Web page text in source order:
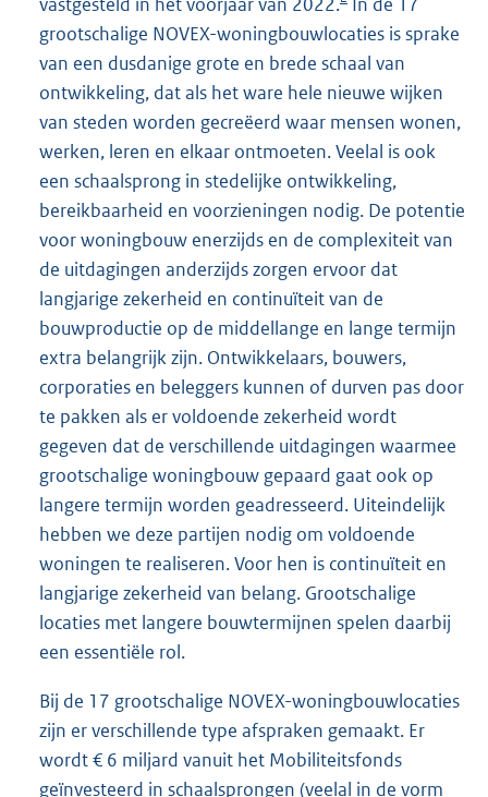
grootschalige NOVEX-woningbouwlocaties is sprake
van een dusdanige grote en brede schaal van
ontwikkeling, dat als het ware hele nieuwe wijken
van steden worden gecreëerd waar mensen wonen,
werken, leren en elkaar ontmoeten. Veelal is ook
een schaalsprong in stedelijke ontwikkeling,
bereikbaarheid en voorzieningen nodig. De potentie
voor woningbouw enerzijds en de complexiteit van
de uitdagingen anderzijds zorgen ervoor dat
langjarige zekerheid en continuïteit van de
bouwproductie op de middellange en lange termijn
extra belangrijk zijn. Ontwikkelaars, bouwers,
corporaties en beleggers kunnen of durven pas door
te pakken als er voldoende zekerheid wordt
gegeven dat de verschillende uitdagingen waarmee
grootschalige woningbouw gepaard gaat ook op
langere termijn worden geadresseerd. Uiteindelijk
hebben we deze partijen nodig om voldoende
woningen te realiseren. Voor hen is continuïteit en
langjarige zekerheid van belang. Grootschalige
locaties met langere bouwtermijnen spelen daarbij
een essentiële rol.
Bij de 17 grootschalige NOVEX-woningbouwlocaties
zijn er verschillende type afspraken gemaakt. Er
wordt € 6 miljard vanuit het Mobiliteitsfonds
geïnvesteerd in schaalsprongen (veelal in de vorm